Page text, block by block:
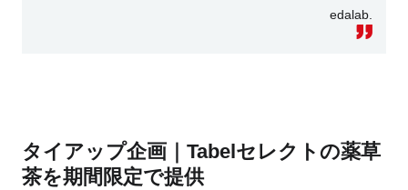
edalab.
タイアップ企画｜Tabelセレクトの薬草
茶を期間限定で提供